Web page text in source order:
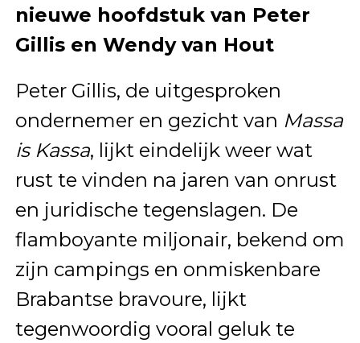
nieuwe hoofdstuk van Peter
Gillis en Wendy van Hout
Peter Gillis, de uitgesproken
ondernemer en gezicht van Massa
is Kassa, lijkt eindelijk weer wat
rust te vinden na jaren van onrust
en juridische tegenslagen. De
flamboyante miljonair, bekend om
zijn campings en onmiskenbare
Brabantse bravoure, lijkt
tegenwoordig vooral geluk te